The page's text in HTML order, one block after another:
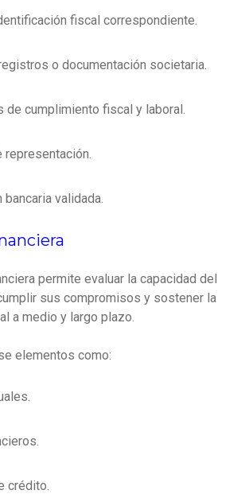
fiscal correspondiente.
o documentación societaria.
de cumplimiento fiscal y laboral.
representación.
bancaria validada.
permite evaluar la capacidad del
sus compromisos y sostener la
a medio y largo plazo.
elementos como:
crédito.